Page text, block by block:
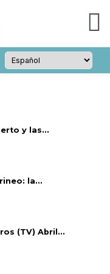
y las...
la...
(TV) Abril...